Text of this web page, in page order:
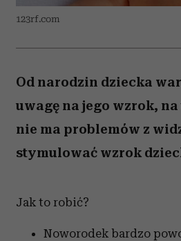
123rf.com
Od narodzin dziecka
uwagę na jego wzrok,
nie ma problemów z
stymulować wzrok
Jak to robić?
Noworodek bardzo